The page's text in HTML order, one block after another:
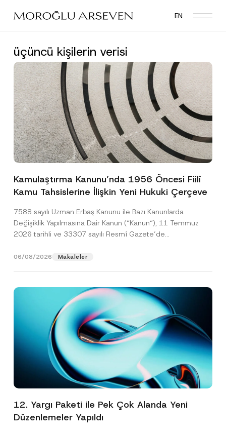
main
EN
üçüncü kişilerin verisi
Kamulaştırma Kanunu’nda 1956 Öncesi Fiilî
Kamu Tahsislerine İlişkin Yeni Hukuki Çerçeve
7588 sayılı Uzman Erbaş Kanunu ile Bazı Kanunlarda
Değişiklik Yapılmasına Dair Kanun (“Kanun“), 11 Temmuz
2026 tarihli ve 33307 sayılı Resmî Gazete’de
06/08/2026 Makaleler
12. Yargı Paketi ile Pek Çok Alanda Yeni
Düzenlemeler Yapıldı